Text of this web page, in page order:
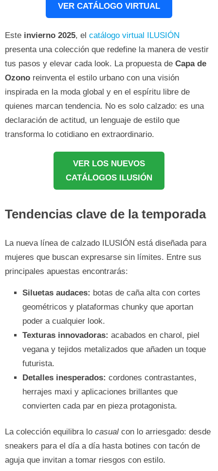
VER CATÁLOGO VIRTUAL
Este invierno 2025, el catálogo virtual ILUSIÓN
presenta una colección que redefine la manera de vestir
tus pasos y elevar cada look. La propuesta de Capa de
Ozono reinventa el estilo urbano con una visión
inspirada en la moda global y en el espíritu libre de
quienes marcan tendencia. No es solo calzado: es una
declaración de actitud, un lenguaje de estilo que
transforma lo cotidiano en extraordinario.
VER LOS NUEVOS
CATÁLOGOS ILUSIÓN
Tendencias clave de la temporada
La nueva línea de calzado ILUSIÓN está diseñada para
mujeres que buscan expresarse sin límites. Entre sus
principales apuestas encontrarás:
Siluetas audaces: botas de caña alta con cortes
geométricos y plataformas chunky que aportan
poder a cualquier look.
Texturas innovadoras: acabados en charol, piel
vegana y tejidos metalizados que añaden un toque
futurista.
Detalles inesperados: cordones contrastantes,
herrajes maxi y aplicaciones brillantes que
convierten cada par en pieza protagonista.
La colección equilibra lo casual con lo arriesgado: desde
sneakers para el día a día hasta botines con tacón de
aguja que invitan a tomar riesgos con estilo.